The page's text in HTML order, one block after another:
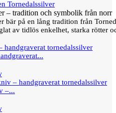
Tornedalssilver
– tradition och symbolik från norr
bär på en lång tradition från
av tidlös enkelhet, starka rötter
–...